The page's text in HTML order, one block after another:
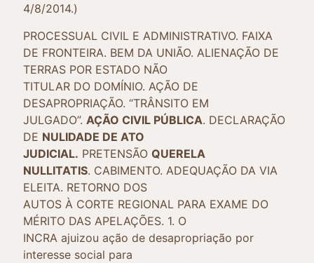
4/8/2014.)
PROCESSUAL CIVIL E ADMINISTRATIVO. FAIXA
DE FRONTEIRA. BEM DA UNIÃO. ALIENAÇÃO DE
TERRAS POR ESTADO NÃO
TITULAR DO DOMÍNIO. AÇÃO DE
DESAPROPRIAÇÃO. “TRÂNSITO EM
JULGADO”. AÇÃO CIVIL PÚBLICA. DECLARAÇÃO
DE NULIDADE DE ATO
JUDICIAL. PRETENSÃO QUERELA
NULLITATIS. CABIMENTO. ADEQUAÇÃO DA VIA
ELEITA. RETORNO DOS
AUTOS À CORTE REGIONAL PARA EXAME DO
MÉRITO DAS APELAÇÕES. 1. O
INCRA ajuizou ação de desapropriação por
interesse social para